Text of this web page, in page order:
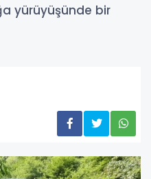
yürüyüşünde bir